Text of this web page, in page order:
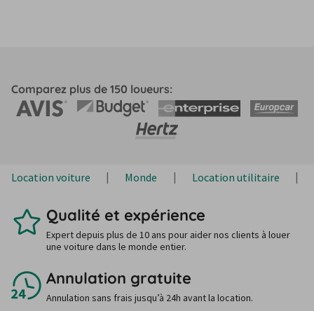
Comparez plus de 150 loueurs:
Location voiture Monde Location utilitaire
Qualité et expérience
Expert depuis plus de 10 ans pour aider nos clients à louer
une voiture dans le monde entier.
Annulation gratuite
Annulation sans frais jusqu’à 24h avant la location.